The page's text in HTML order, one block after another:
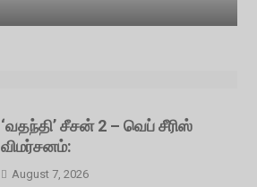
‘வதந்தி’ சீசன் 2 – வெப் சீரிஸ்
விமர்சனம்:
August 7, 2026